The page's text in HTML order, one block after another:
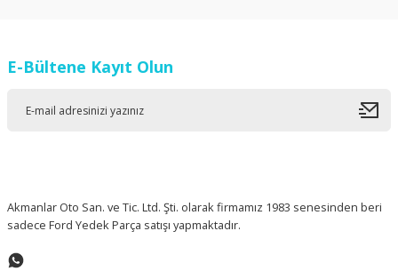
Ürün resmi kalitesiz, bozuk veya görüntülenemiyor.
E-Bültene Kayıt Olun
Akmanlar Oto San. ve Tic. Ltd. Şti. olarak firmamız 1983 senesinden beri
sadece Ford Yedek Parça satışı yapmaktadır.